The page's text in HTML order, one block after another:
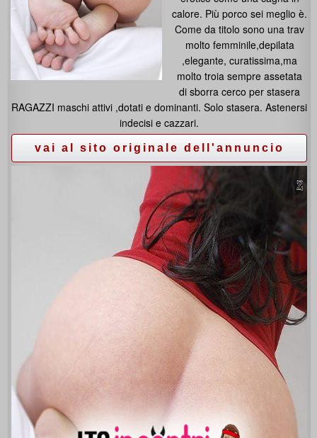
calore. Più porco sei meglio è.
Come da titolo sono una trav
molto femminile,depilata
,elegante, curatissima,ma
molto troia sempre assetata
di sborra cerco per stasera
RAGAZZI maschi attivi ,dotati e dominanti. Solo stasera. Astenersi
indecisi e cazzari.